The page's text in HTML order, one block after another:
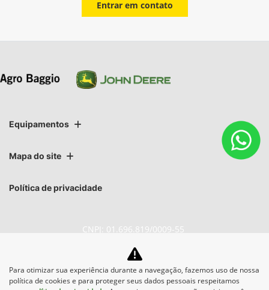
Entrar em contato
Equipamentos
Mapa do site
Política de privacidade
CNPJ: 01.696.819/0009-55
No trânsito, enxergar o outro
Para otimizar sua experiência durante a navegação, fazemos uso de nossa
política de cookies e para proteger seus dados pessoais respeitamos